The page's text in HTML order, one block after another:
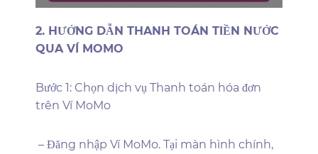
2. HƯỚNG DẪN THANH TOÁN TIỀN NƯỚC
QUA VÍ MOMO
Bước 1: Chọn dịch vụ Thanh toán hóa đơn
trên Ví MoMo
– Đăng nhập Ví MoMo. Tại màn hình chính,